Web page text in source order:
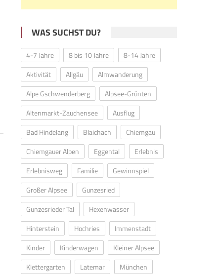
WAS SUCHST DU?
4-7 Jahre 8 bis 10 Jahre
8-14 Jahre
Aktivität
Allgäu
Almwanderung
Alpe Gschwenderberg
Alpsee-Grünten
Altenmarkt-Zauchensee
Ausflug
Bad Hindelang
Blaichach
Chiemgau
Chiemgauer Alpen
Eggental
Erlebnis
Erlebnisweg
Familie
Gewinnspiel
Großer Alpsee
Gunzesried
Gunzesrieder Tal
Hexenwasser
Hinterstein
Hochries
Immenstadt
Kinder
Kinderwagen
Kleiner Alpsee
Klettergarten
Latemar
München